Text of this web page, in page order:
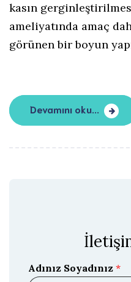
kasın
ameliyatında amaç
görünen bir boyun
Devamını oku...
Adınız Soyadınız *